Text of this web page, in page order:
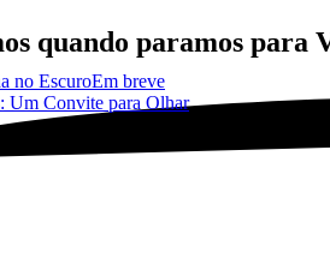
no EscuroEm breve
Um Convite para Olhar
quando paramos para